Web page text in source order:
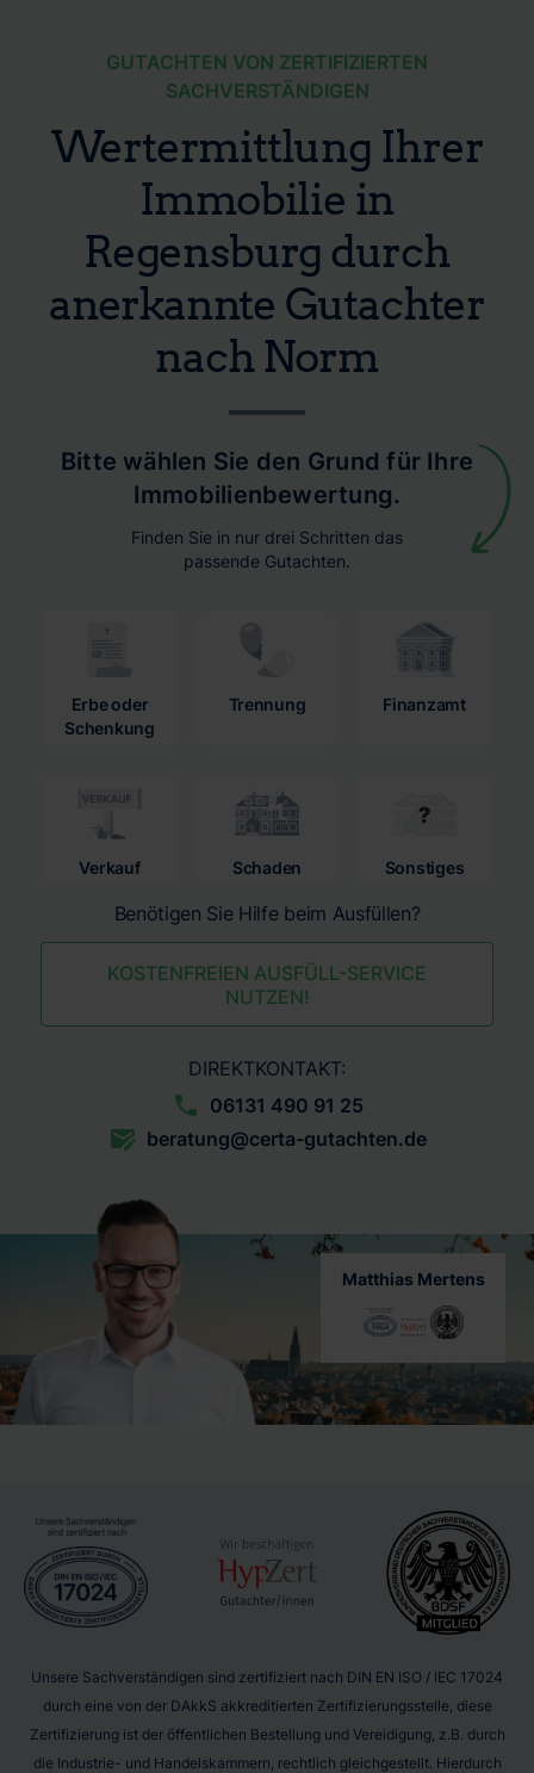
GUTACHTEN VON ZERTIFIZIERTEN
SACHVERSTÄNDIGEN
Wertermittlung Ihrer
Immobilie in
Regensburg durch
anerkannte Gutachter
nach Norm
Bitte wählen Sie den Grund für Ihre
Immobilienbewertung.
Finden Sie in nur drei Schritten das
passende Gutachten.
Erbe oder
Schenkung
Trennung Finanzamt
Verkauf Schaden Sonstiges
Benötigen Sie Hilfe beim Ausfüllen?
KOSTENFREIEN AUSFÜLL-SERVICE
NUTZEN!
DIREKTKONTAKT:
06131 490 91 25
beratung@certa-gutachten.de
Matthias Mertens
Unsere Sachverständigen sind zertifiziert nach DIN EN ISO / IEC 17024
durch eine von der DAkkS akkreditierten Zertifizierungsstelle, diese
Zertifizierung ist der öffentlichen Bestellung und Vereidigung, z.B. durch
die Industrie- und Handelskammern, rechtlich gleichgestellt. Hierdurch